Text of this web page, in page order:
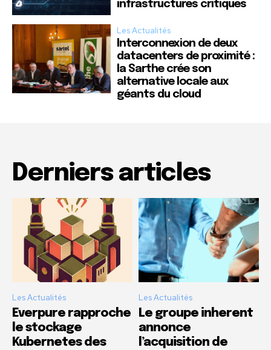
infrastructures critiques
Les Actualités
Interconnexion de deux
datacenters de proximité :
la Sarthe crée son
alternative locale aux
géants du cloud
Derniers articles
Les Actualités
Everpure rapproche
le stockage
Kubernetes des
Les Actualités
Le groupe inherent
annonce
l’acquisition de